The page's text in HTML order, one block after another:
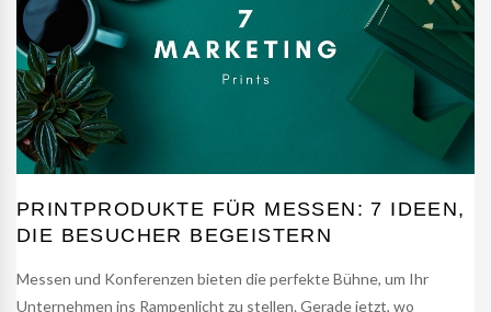
PRINTPRODUKTE FÜR MESSEN: 7 IDEEN,
DIE BESUCHER BEGEISTERN
Messen und Konferenzen bieten die perfekte Bühne, um Ihr
Unternehmen ins Rampenlicht zu stellen. Gerade jetzt, wo